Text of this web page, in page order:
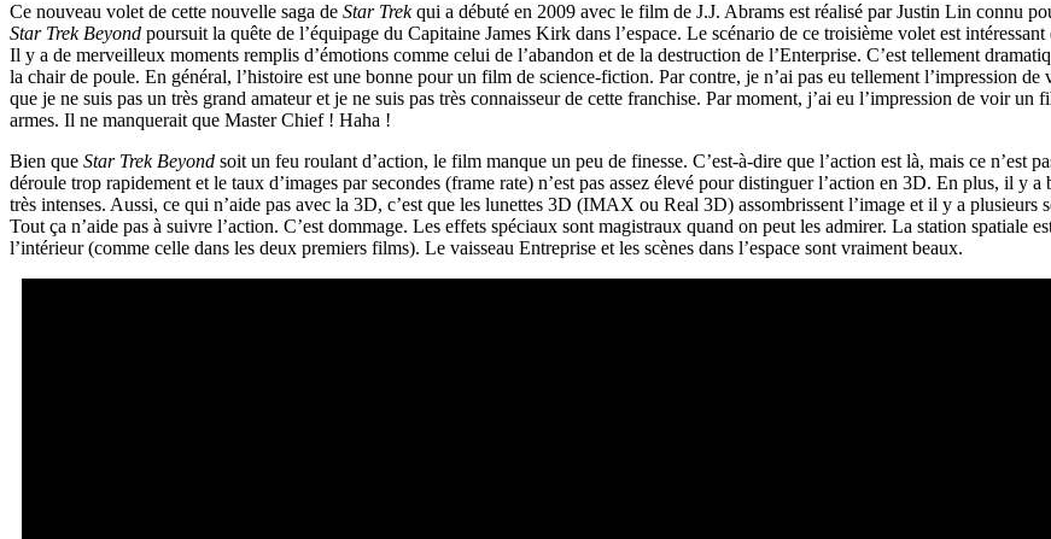
Ce nouveau volet de cette nouvelle saga de Star Trekqui a débuté en 2009 avec le film de J.J. Abrams est réalisé par Justin Lin connu
Star Trek Beyond poursuit la quête de l’équipage du Capitaine James Kirk dans l’espace. Le scénario de ce troisième volet est
Il y a de merveilleux moments remplis d’émotions comme celui de l’abandon et de la destruction de l’Enterprise. C’est tellement
la chair de poule. En général, l’histoire est une bonne pour un film de science-fiction. Par contre, je n’ai pas eu tellement l’impression
que je ne suis pas un très grand amateur et je ne suis pas très connaisseur de cette franchise. Par moment, j’ai eu l’impression de voir un
armes. Il ne manquerait que Master Chief ! Haha !
Bien que Star Trek Beyond soit un feu roulant d’action, le film manque un peu de finesse. C’est-à-dire que l’action est là, mais ce n’est
déroule trop rapidement et le taux d’images par secondes (frame rate) n’est pas assez élevé pour distinguer l’action en 3D. En plus, il y a
très intenses. Aussi, ce qui n’aide pas avec la 3D, c’est que les lunettes 3D (IMAX ou Real 3D) assombrissent l’image et il y a plusieurs
Tout ça n’aide pas à suivre l’action. C’est dommage. Les effets spéciaux sont magistraux quand on peut les admirer. La station spatiale
l’intérieur (comme celle dans les deux premiers films). Le vaisseau Entreprise et les scènes dans l’espace sont vraiment beaux.